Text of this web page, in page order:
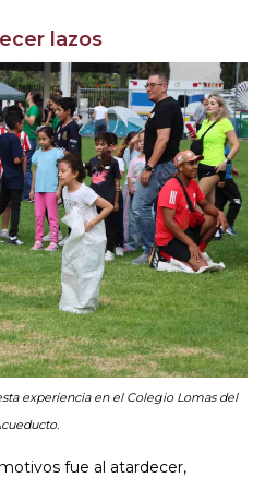
lazos
experiencia en el Colegio Lomas del
fue al atardecer,